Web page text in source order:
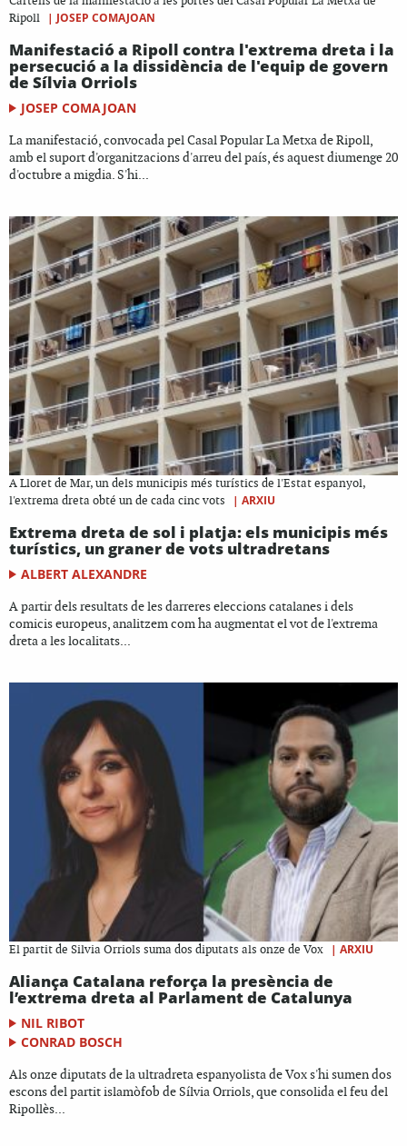
Ripoll
| JOSEP COMAJOAN
Manifestació a Ripoll contra l'extrema dreta i la
persecució a la dissidència de l'equip de govern
de Sílvia Orriols
JOSEP COMAJOAN
La manifestació, convocada pel Casal Popular La Metxa de Ripoll,
amb el suport d'organitzacions d'arreu del país, és aquest diumenge 20
d'octubre a migdia. S'hi...
A Lloret de Mar, un dels municipis més turístics de l'Estat espanyol,
l'extrema dreta obté un de cada cinc vots
| ARXIU
Extrema dreta de sol i platja: els municipis més
turístics, un graner de vots ultradretans
ALBERT ALEXANDRE
A partir dels resultats de les darreres eleccions catalanes i dels
comicis europeus, analitzem com ha augmentat el vot de l'extrema
dreta a les localitats...
El partit de Silvia Orriols suma dos diputats als onze de Vox | ARXIU
Aliança Catalana reforça la presència de
l’extrema dreta al Parlament de Catalunya
NIL RIBOT
CONRAD BOSCH
Als onze diputats de la ultradreta espanyolista de Vox s'hi sumen dos
escons del partit islamòfob de Sílvia Orriols, que consolida el feu del
Ripollès...